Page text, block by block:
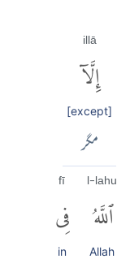
illā
إِلَّآ
[except]
مگر
l-lahu
ٱللَّهُ
Allah
fī
فِى
in